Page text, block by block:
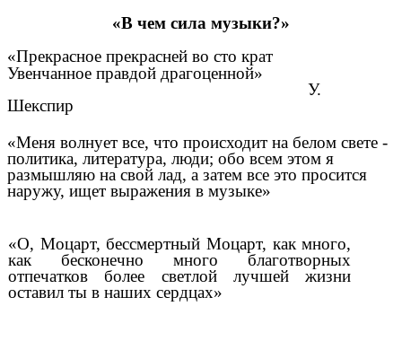
«В чем сила музыки?»
«Прекрасное прекрасней во сто крат
Увенчанное правдой драгоценной»
У.
Шекспир
«Меня волнует все, что происходит на белом свете -
политика, литература, люди; обо всем этом я
размышляю на свой лад, а затем все это просится
наружу, ищет выражения в музыке»
«О, Моцарт, бессмертный Моцарт, как много,
как бесконечно много благотворных
отпечатков более светлой лучшей жизни
оставил ты в наших сердцах»